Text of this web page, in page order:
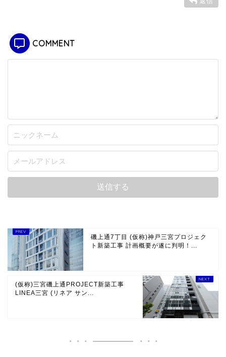
COMMENT
磯上通7丁目 (仮称)神戸三宮プロジェク
ト新築工事 計画概要が遂に判明！...
(仮称)三宮磯上通PROJECT新築工事
LINEA三宮 (リネア サン...